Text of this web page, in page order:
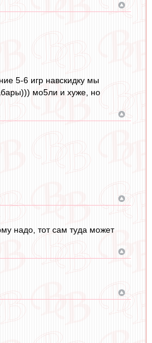
5-6 игр навскидку мы
мо5ли и хуже, но
надо, тот сам туда может